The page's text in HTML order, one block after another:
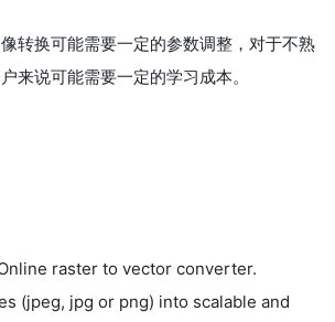
转换可能需要一定的参数调整，对于不熟
来说可能需要一定的学习成本。
raster to vector converter.
(jpeg, jpg or png) into scalable and